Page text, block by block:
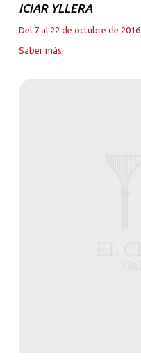
ICIAR YLLERA
Del 7 al 22 de octubre de 2016
Saber más